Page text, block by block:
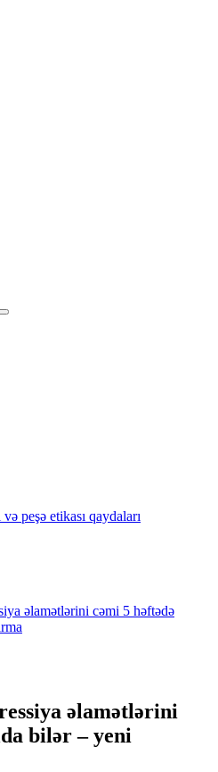
peşə etikası qaydaları
əlamətlərini
bilər – yeni